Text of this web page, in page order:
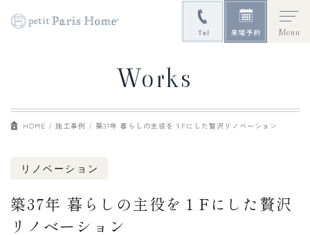
Menu
Works
HOME 施工事例 築37年 暮らしの主役を１Fにした贅沢リノベーション
リノベーション
築37年 暮らしの主役を１Fにした贅沢
リノベーション